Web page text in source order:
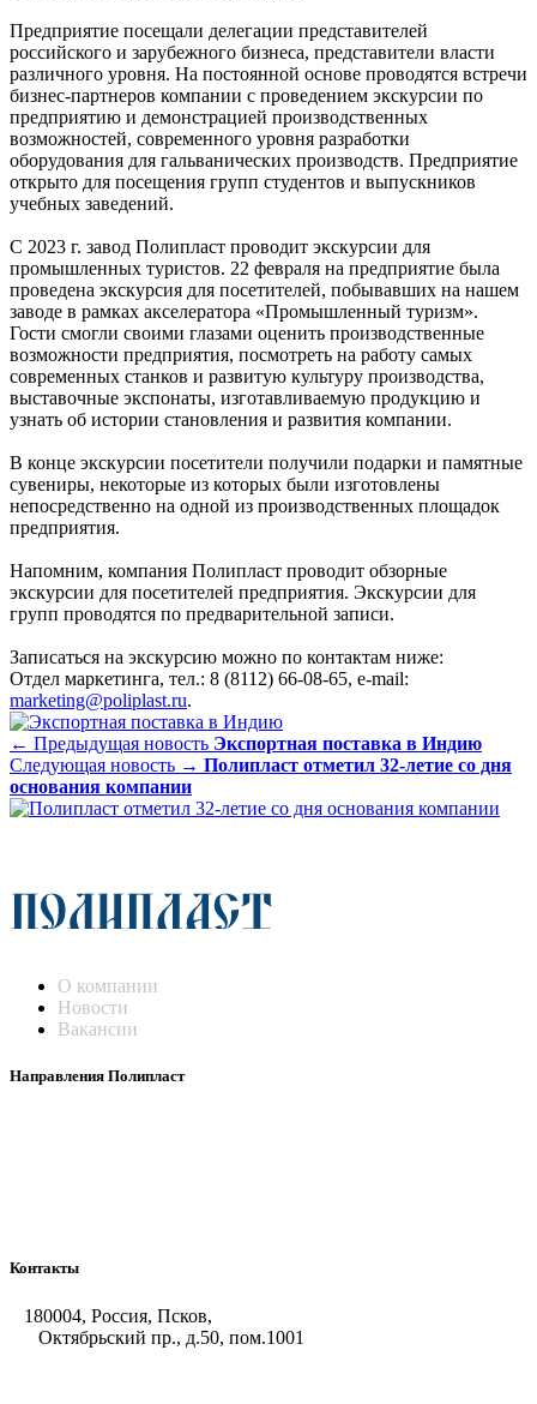
Предприятие посещали делегации представителей
российского и зарубежного бизнеса, представители власти
различного уровня. На постоянной основе проводятся встречи
бизнес-партнеров компании с проведением экскурсии по
предприятию и демонстрацией производственных
возможностей, современного уровня разработки
оборудования для гальванических производств. Предприятие
открыто для посещения групп студентов и выпускников
учебных заведений.
С 2023 г. завод Полипласт проводит экскурсии для
промышленных туристов. 22 февраля на предприятие была
проведена экскурсия для посетителей, побывавших на нашем
заводе в рамках акселератора «Промышленный туризм».
Гости смогли своими глазами оценить производственные
возможности предприятия, посмотреть на работу самых
современных станков и развитую культуру производства,
выставочные экспонаты, изготавливаемую продукцию и
узнать об истории становления и развития компании.
В конце экскурсии посетители получили подарки и памятные
сувениры, некоторые из которых были изготовлены
непосредственно на одной из производственных площадок
предприятия.
Напомним, компания Полипласт проводит обзорные
экскурсии для посетителей предприятия. Экскурсии для
групп проводятся по предварительной записи.
Записаться на экскурсию можно по контактам ниже:
Отдел маркетинга, тел.: 8 (8112) 66-08-65, e-mail:
marketing@poliplast.ru.
← Предыдущая новость Экспортная поставка в Индию
Следующая новость → Полипласт отметил 32-летие со дня
основания компании
О компании
Новости
Вакансии
Направления Полипласт
Контакты
180004, Россия, Псков,
Октябрьский пр., д.50, пом.1001